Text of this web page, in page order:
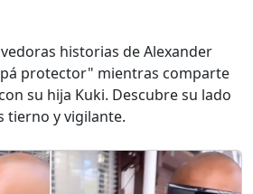
historias de Alexander
protector" mientras comparte
su hija Kuki. Descubre su lado
tierno y vigilante.